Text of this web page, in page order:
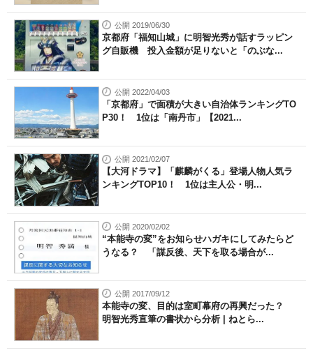
公開 2019/06/30
京都府「福知山城」に明智光秀が話すラッピン
グ自販機 投入金額が足りないと「のぶな...
公開 2022/04/03
「京都府」で面積が大きい自治体ランキングTO
P30！ 1位は「南丹市」【2021...
公開 2021/02/07
【大河ドラマ】「麒麟がくる」登場人物人気ラ
ンキングTOP10！ 1位は主人公・明...
公開 2020/02/02
“本能寺の変”をお知らせハガキにしてみたらど
うなる？ 「謀反後、天下を取る場合が...
公開 2017/09/12
本能寺の変、目的は室町幕府の再興だった？
明智光秀直筆の書状から分析 | ねとら...